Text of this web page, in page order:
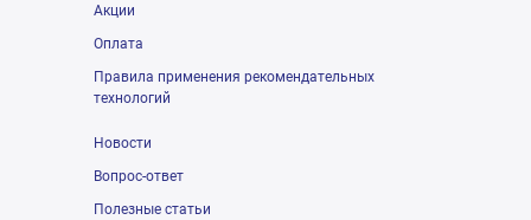
Акции
Оплата
Правила применения рекомендательных
технологий
Новости
Вопрос-ответ
Полезные статьи